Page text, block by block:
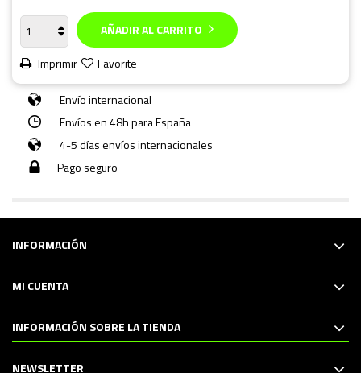
AÑADIR AL CARRITO
Imprimir
Favorite
Envío internacional
Envíos en 48h para España
4-5 días envíos internacionales
Pago seguro
INFORMACIÓN
MI CUENTA
INFORMACIÓN SOBRE LA TIENDA
NEWSLETTER